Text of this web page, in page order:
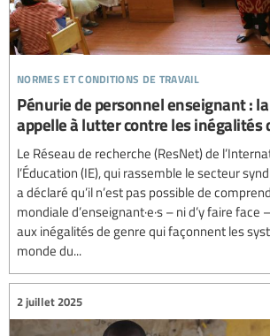
normes et conditions de travail
Pénurie de personnel enseignant :
appelle à lutter contre les inégalités
Le Réseau de recherche (ResNet) de
l’Éducation (IE), qui rassemble le secteur
a déclaré qu’il n’est pas possible de
mondiale d’enseignant·e·s – ni d’y faire face
aux inégalités de genre qui façonnent les
monde du...
2 juillet 2025